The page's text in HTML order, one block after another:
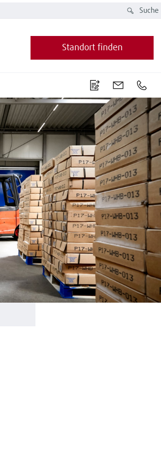
Suche
Standort finden